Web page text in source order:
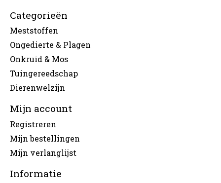
Categorieën
Meststoffen
Ongedierte & Plagen
Onkruid & Mos
Tuingereedschap
Dierenwelzijn
Mijn account
Registreren
Mijn bestellingen
Mijn verlanglijst
Informatie